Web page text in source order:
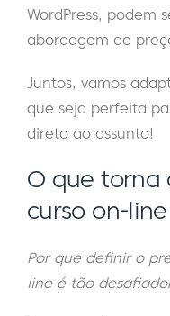
WordPress, podem
abordagem de
Juntos, vamos
que seja perfeita
direto ao assunto!
O que torna
curso on-
Por que definir o
line é tão